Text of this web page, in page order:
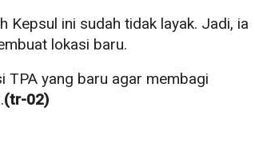
Kepsul ini sudah tidak layak. Jadi, ia
lokasi baru.
TPA yang baru agar membagi
(tr-02)